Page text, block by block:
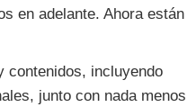
en adelante. Ahora están
contenidos, incluyendo
junto con nada menos